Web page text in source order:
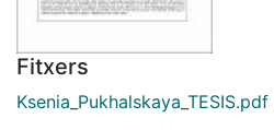
Fitxers
Ksenia_Pukhalskaya_TESIS.pdf